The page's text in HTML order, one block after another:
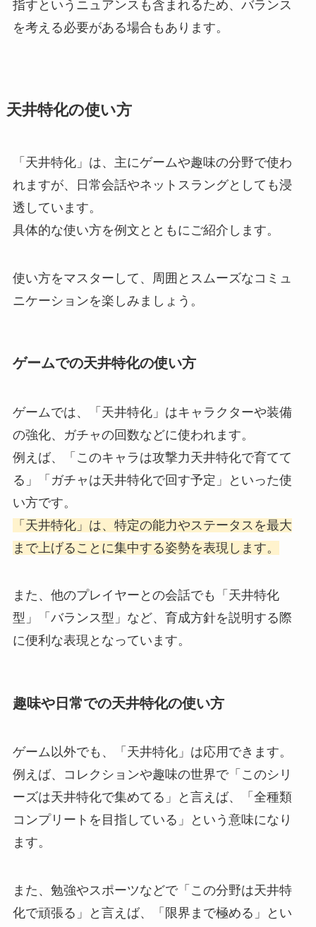
指すというニュアンスも含まれるため、バランス
を考える必要がある場合もあります。
天井特化の使い方
「天井特化」は、主にゲームや趣味の分野で使わ
れますが、日常会話やネットスラングとしても浸
透しています。
具体的な使い方を例文とともにご紹介します。
使い方をマスターして、周囲とスムーズなコミュ
ニケーションを楽しみましょう。
ゲームでの天井特化の使い方
ゲームでは、「天井特化」はキャラクターや装備
の強化、ガチャの回数などに使われます。
例えば、「このキャラは攻撃力天井特化で育てて
る」「ガチャは天井特化で回す予定」といった使
い方です。
「天井特化」は、特定の能力やステータスを最大
まで上げることに集中する姿勢を表現します。
また、他のプレイヤーとの会話でも「天井特化
型」「バランス型」など、育成方針を説明する際
に便利な表現となっています。
趣味や日常での天井特化の使い方
ゲーム以外でも、「天井特化」は応用できます。
例えば、コレクションや趣味の世界で「このシリ
ーズは天井特化で集めてる」と言えば、「全種類
コンプリートを目指している」という意味になり
ます。
また、勉強やスポーツなどで「この分野は天井特
化で頑張る」と言えば、「限界まで極める」とい